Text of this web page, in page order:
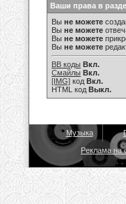
Ваши права в
Вы не можете
Вы не можете
Вы не можете
Вы не можете
BB коды Вкл.
Смайлы Вкл.
[IMG] код Вкл.
HTML код Выкл.
Музыка
Реклама на